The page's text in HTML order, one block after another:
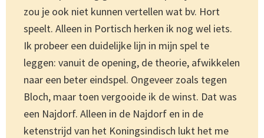
zou je ook niet kunnen vertellen wat bv. Hort
speelt. Alleen in Portisch herken ik nog wel iets.
Ik probeer een duidelijke lijn in mijn spel te
leggen: vanuit de opening, de theorie, afwikkelen
naar een beter eindspel. Ongeveer zoals tegen
Bloch, maar toen vergooide ik de winst. Dat was
een Najdorf. Alleen in de Najdorf en in de
ketenstrijd van het Koningsindisch lukt het me